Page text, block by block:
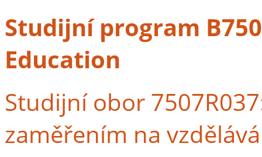
Studijní program
Education
Studijní obor
zaměřením na